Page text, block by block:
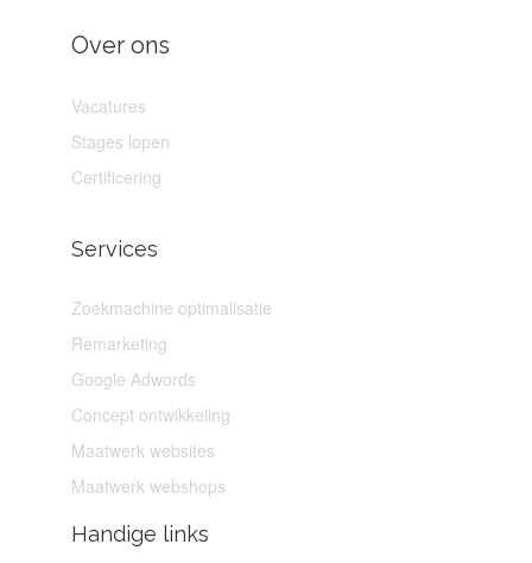
Over ons
Vacatures
Stages lopen
Certificering
Services
Zoekmachine optimalisatie
Remarketing
Google Adwords
Concept ontwikkeling
Maatwerk websites
Maatwerk webshops
Handige links